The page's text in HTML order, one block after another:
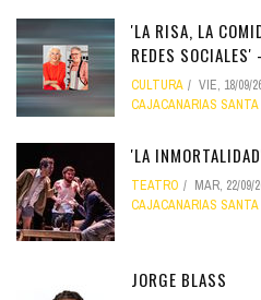
'LA RISA, LA
REDES
CULTURA VIE, 18/09/
CAJACANARIAS SANTA
'LA
TEATRO MAR, 22/09/
CAJACANARIAS SANTA
JORGE BLASS